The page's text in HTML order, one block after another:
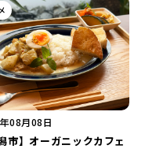
08月08日
市】オーガニックカフェ